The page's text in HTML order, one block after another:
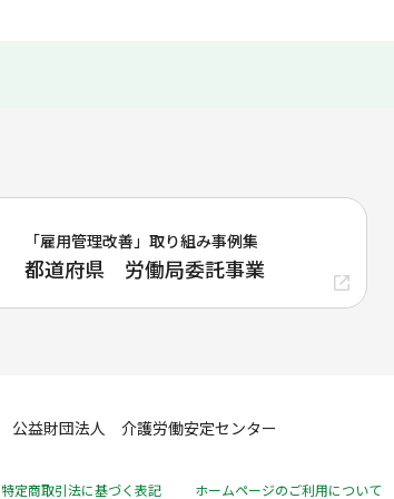
「雇用管理改善」取り組み事例集
都道府県 労働局委託事業
公益財団法人 介護労働安定センター
特定商取引法に基づく表記 ホームページのご利用について